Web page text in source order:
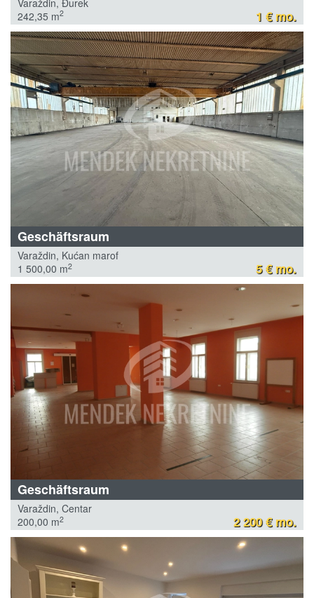
242,35 m2 1 € mo.
Geschäftsraum
Varaždin, Kućan marof
1 500,00 m2 5 € mo.
Geschäftsraum
Varaždin, Centar
200,00 m2 2 200 € mo.